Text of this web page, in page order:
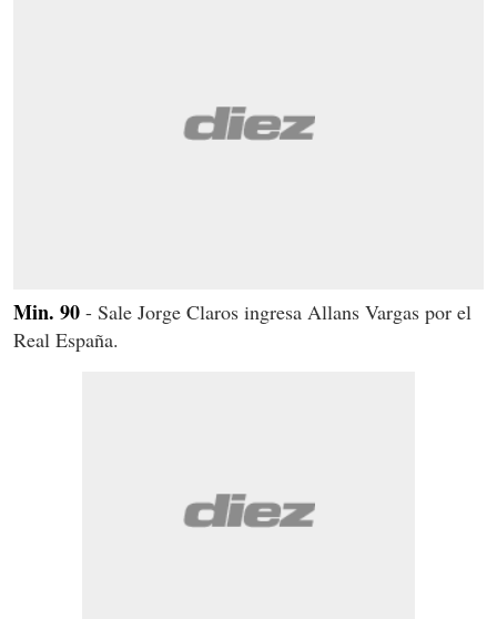
Min. 90 - Sale Jorge Claros ingresa Allans Vargas por el
Real España.